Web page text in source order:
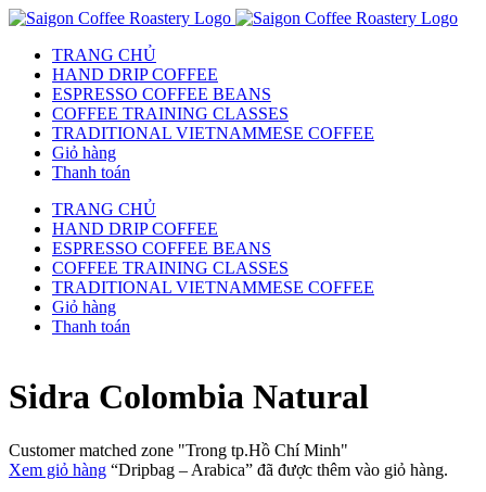
TRANG CHỦ
HAND DRIP COFFEE
ESPRESSO COFFEE BEANS
COFFEE TRAINING CLASSES
TRADITIONAL VIETNAMMESE COFFEE
Giỏ hàng
Thanh toán
TRANG CHỦ
HAND DRIP COFFEE
ESPRESSO COFFEE BEANS
COFFEE TRAINING CLASSES
TRADITIONAL VIETNAMMESE COFFEE
Giỏ hàng
Thanh toán
Sidra Colombia Natural
Customer matched zone "Trong tp.Hồ Chí Minh"
Xem giỏ hàng “Dripbag – Arabica” đã được thêm vào giỏ hàng.